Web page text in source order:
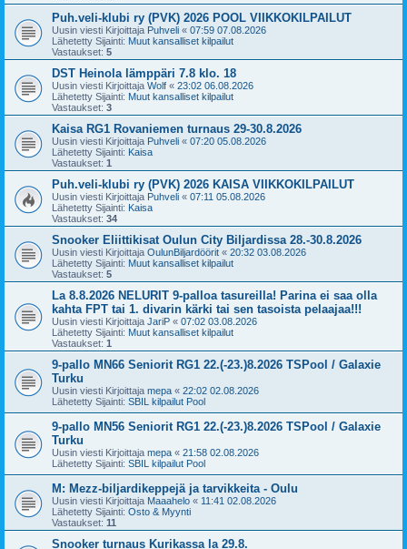
Puh.veli-klubi ry (PVK) 2026 POOL VIIKKOKILPAILUT
Uusin viesti Kirjoittaja Puhveli « 07:59 07.08.2026
Lähetetty Sijainti: Muut kansalliset kilpailut
Vastaukset: 5
DST Heinola lämppäri 7.8 klo. 18
Uusin viesti Kirjoittaja Wolf « 23:02 06.08.2026
Lähetetty Sijainti: Muut kansalliset kilpailut
Vastaukset: 3
Kaisa RG1 Rovaniemen turnaus 29-30.8.2026
Uusin viesti Kirjoittaja Puhveli « 07:20 05.08.2026
Lähetetty Sijainti: Kaisa
Vastaukset: 1
Puh.veli-klubi ry (PVK) 2026 KAISA VIIKKOKILPAILUT
Uusin viesti Kirjoittaja Puhveli « 07:11 05.08.2026
Lähetetty Sijainti: Kaisa
Vastaukset: 34
Snooker Eliittikisat Oulun City Biljardissa 28.-30.8.2026
Uusin viesti Kirjoittaja OulunBiljardöörit « 20:32 03.08.2026
Lähetetty Sijainti: Muut kansalliset kilpailut
Vastaukset: 5
La 8.8.2026 NELURIT 9-palloa tasureilla! Parina ei saa olla
kahta FPT tai 1. divarin kärki tai sen tasoista pelaajaa!!!
Uusin viesti Kirjoittaja JariP « 07:02 03.08.2026
Lähetetty Sijainti: Muut kansalliset kilpailut
Vastaukset: 1
9-pallo MN66 Seniorit RG1 22.(-23.)8.2026 TSPool / Galaxie
Turku
Uusin viesti Kirjoittaja mepa « 22:02 02.08.2026
Lähetetty Sijainti: SBIL kilpailut Pool
9-pallo MN56 Seniorit RG1 22.(-23.)8.2026 TSPool / Galaxie
Turku
Uusin viesti Kirjoittaja mepa « 21:58 02.08.2026
Lähetetty Sijainti: SBIL kilpailut Pool
M: Mezz-biljardikeppejä ja tarvikkeita - Oulu
Uusin viesti Kirjoittaja Maaahelo « 11:41 02.08.2026
Lähetetty Sijainti: Osto & Myynti
Vastaukset: 11
Snooker turnaus Kurikassa la 29.8.